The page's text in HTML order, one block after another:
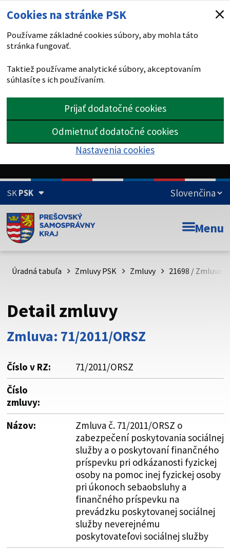
Cookies na stránke PSK
Používame základné cookies súbory, aby mohla táto
stránka fungovať.
Taktiež používame analytické súbory, akceptovaním
súhlasíte s ich používaním.
Prijať dodatočné cookies
Odmietnuť dodatočné cookies
Nastavenia cookies
SKPSK
Doména psk.sk je oficiálna
Toto je oficiálna webová stránka Prešovského
psk.sk.
Buďte pozorní a vždy sa uistite, že zdieľate informácie iba
cez zabezpečenú webovú stránku. Zabezpečená stránka
vždy začína https:// pred názvom domény webového sídla.
Menu
Úradná tabuľa Zmluvy PSK Zmluvy 21698 / Zmluva
Detail zmluvy
Zmluva: 71/2011/ORSZ
Číslo v RZ:
71/2011/ORSZ
Číslo
zmluvy:
Názov:
Zmluva č. 71/2011/ORSZ o
zabezpečení poskytovania sociálnej
služby a o poskytovaní finančného
príspevku pri odkázanosti fyzickej
osoby na pomoc inej fyzickej osoby
pri úkonoch sebaobsluhy a
finančného príspevku na
prevádzku poskytovanej sociálnej
služby neverejnému
poskytovateľovi sociálnej služby